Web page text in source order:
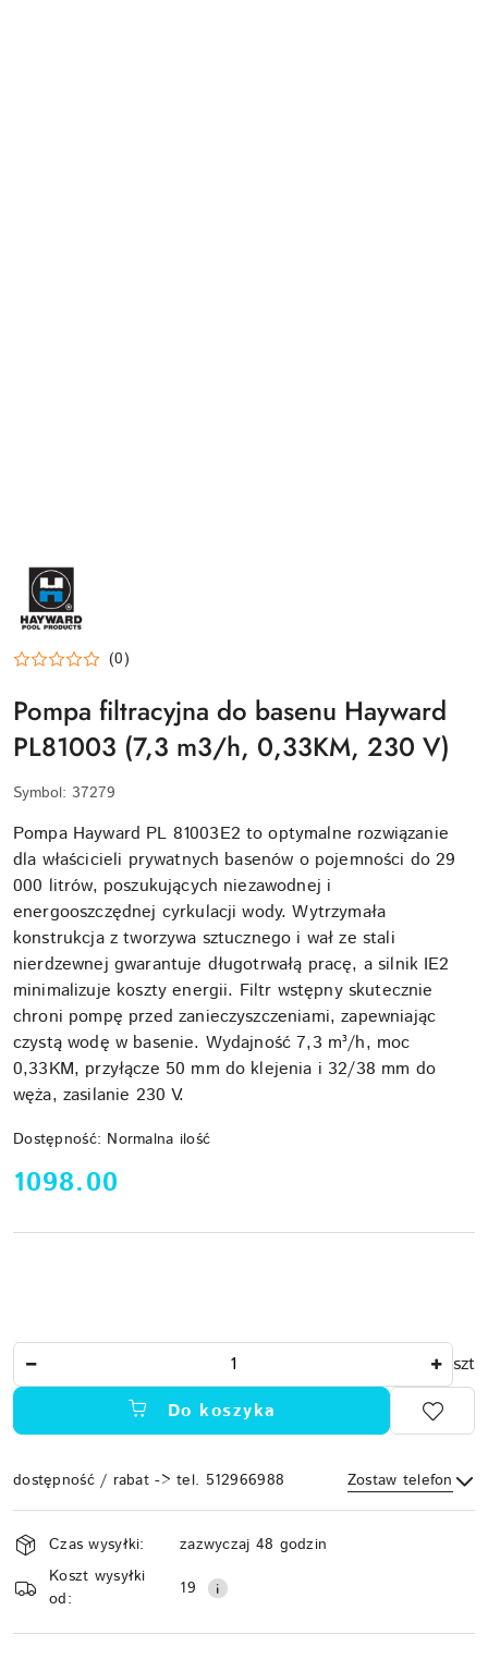
HAYWARD-
LOGO
(0)
Pompa filtracyjna do basenu Hayward
PL81003 (7,3 m3/h, 0,33KM, 230 V)
Symbol: 37279
Pompa Hayward PL 81003E2 to optymalne rozwiązanie
dla właścicieli prywatnych basenów o pojemności do 29
000 litrów, poszukujących niezawodnej i
energooszczędnej cyrkulacji wody. Wytrzymała
konstrukcja z tworzywa sztucznego i wał ze stali
nierdzewnej gwarantuje długotrwałą pracę, a silnik IE2
minimalizuje koszty energii. Filtr wstępny skutecznie
chroni pompę przed zanieczyszczeniami, zapewniając
czystą wodę w basenie. Wydajność 7,3 m³/h, moc
0,33KM, przyłącze 50 mm do klejenia i 32/38 mm do
węża, zasilanie 230 V.
Dostępność: Normalna ilość
cena:
1098.00
szt
Do koszyka
dostępność / rabat -> tel. 512966988 Zostaw telefon
Wyślij
Dostępność
i
dostawa
Czas wysyłki:
zazwyczaj 48 godzin
Koszt wysyłki
od:
19